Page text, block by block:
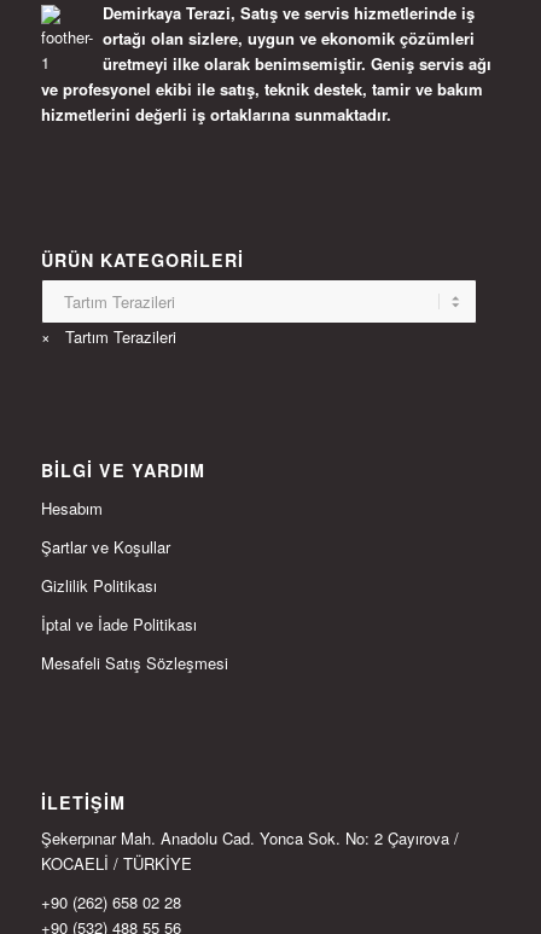
Demirkaya Terazi, Satış ve servis hizmetlerinde iş
ortağı olan sizlere, uygun ve ekonomik çözümleri
üretmeyi ilke olarak benimsemiştir. Geniş servis ağı
ve profesyonel ekibi ile satış, teknik destek, tamir ve bakım
hizmetlerini değerli iş ortaklarına sunmaktadır.
ÜRÜN KATEGORILERI
× Tartım Terazileri
BILGI VE YARDIM
Hesabım
Şartlar ve Koşullar
Gizlilik Politikası
İptal ve İade Politikası
Mesafeli Satış Sözleşmesi
İLETIŞIM
Şekerpınar Mah. Anadolu Cad. Yonca Sok. No: 2 Çayırova /
KOCAELİ / TÜRKİYE
+90 (262) 658 02 28
+90 (532) 488 55 56